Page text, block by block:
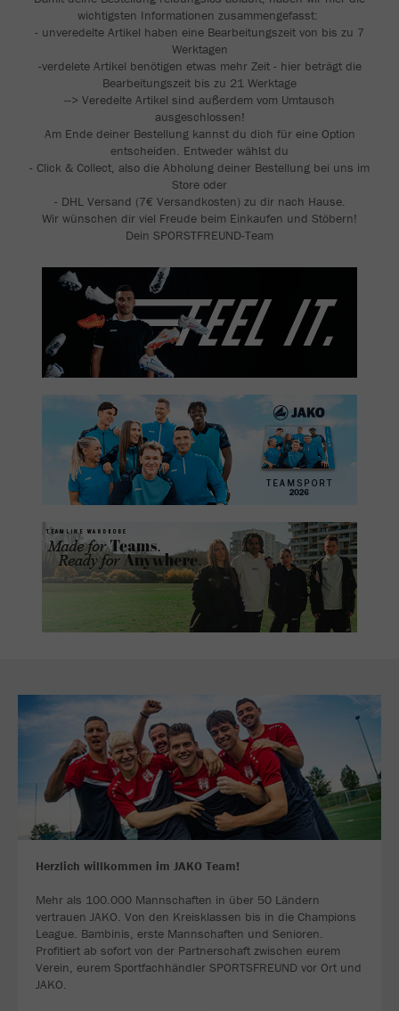
wichtigsten Informationen zusammengefasst:
- unveredelte Artikel haben eine Bearbeitungszeit von bis zu 7
Werktagen
-verdelete Artikel benötigen etwas mehr Zeit - hier beträgt die
Bearbeitungszeit bis zu 21 Werktage
--> Veredelte Artikel sind außerdem vom Umtausch
ausgeschlossen!
Am Ende deiner Bestellung kannst du dich für eine Option
entscheiden. Entweder wählst du
- Click & Collect, also die Abholung deiner Bestellung bei uns im
Store oder
- DHL Versand (7€ Versandkosten) zu dir nach Hause.
Wir wünschen dir viel Freude beim Einkaufen und Stöbern!
Dein SPORSTFREUND-Team
Herzlich willkommen im JAKO Team!
Mehr als 100.000 Mannschaften in über 50 Ländern
vertrauen JAKO. Von den Kreisklassen bis in die Champions
League. Bambinis, erste Mannschaften und Senioren.
Profitiert ab sofort von der Partnerschaft zwischen eurem
Verein, eurem Sportfachhändler SPORTSFREUND vor Ort und
JAKO.